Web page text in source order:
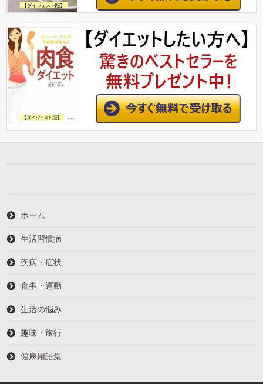
ホーム
生活習慣病
疾病・症状
食事・運動
生活の悩み
趣味・旅行
健康用語集